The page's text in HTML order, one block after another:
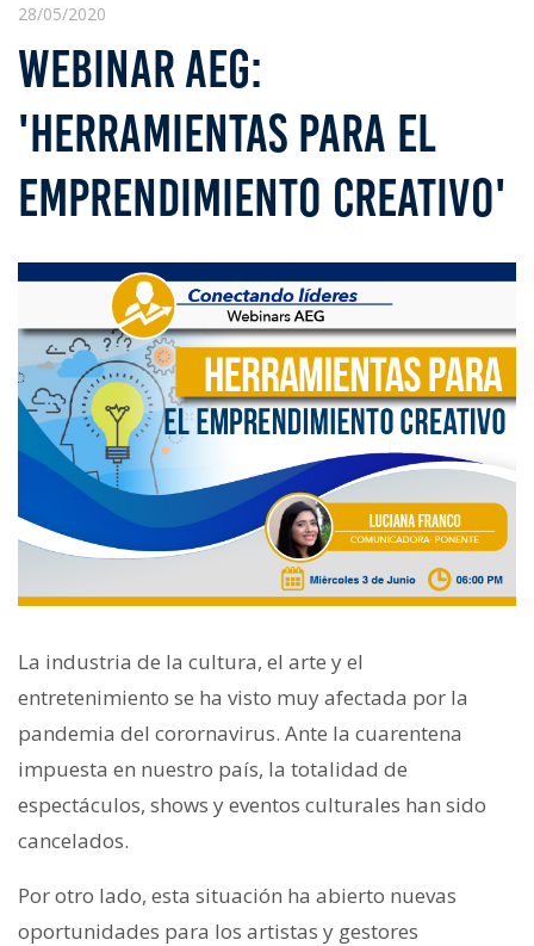
28/05/2020
WEBINAR AEG:
'HERRAMIENTAS PARA EL
EMPRENDIMIENTO CREATIVO'
La industria de la cultura, el arte y el
entretenimiento se ha visto muy afectada por la
pandemia del corornavirus. Ante la cuarentena
impuesta en nuestro país, la totalidad de
espectáculos, shows y eventos culturales han sido
cancelados.
Por otro lado, esta situación ha abierto nuevas
oportunidades para los artistas y gestores